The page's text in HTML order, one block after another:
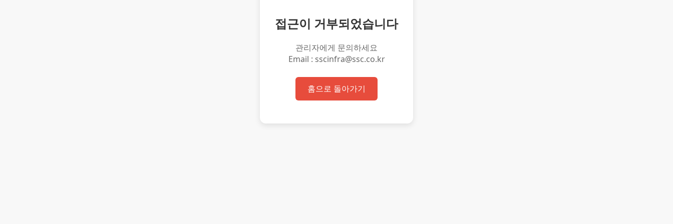
접근이 거부되었습니다
관리자에게 문의하세요
Email : sscinfra@ssc.co.kr
홈으로 돌아가기